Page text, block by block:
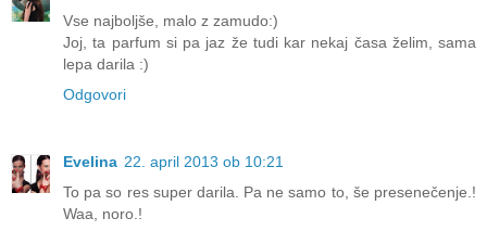
Vse najboljše, malo z zamudo:)
Joj, ta parfum si pa jaz že tudi kar nekaj časa želim, sama
lepa darila :)
Odgovori
Evelina 22. april 2013 ob 10:21
To pa so res super darila. Pa ne samo to, še presenečenje.!
Waa, noro.!